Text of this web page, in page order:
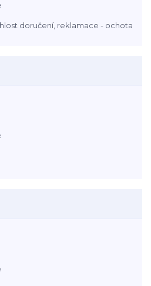
doručení, reklamace - ochota